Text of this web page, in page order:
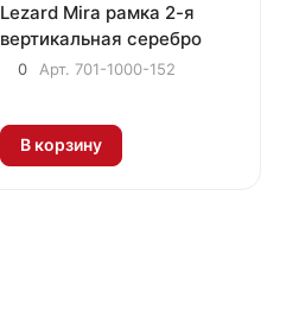
Lezard Mira рамка 2-я
вертикальная серебро
0 Арт. 701-1000-152
В корзину